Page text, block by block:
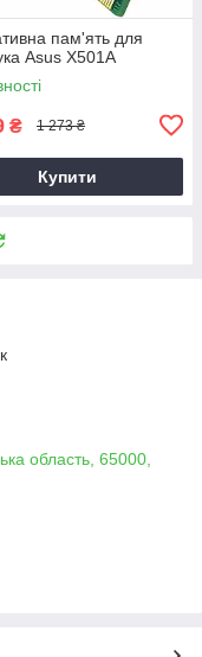
пам'ять для
Asus X501A
₴ 1 273 ₴
Купити
область, 65000,